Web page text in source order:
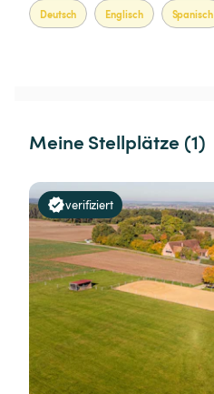
Deutsch Englisch Spanisch
Meine Stellplätze (1)
verifiziert